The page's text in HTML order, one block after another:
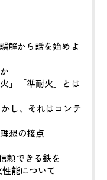
から話を始めよ
」「準耐火」とは
し、それはコンテ
想の接点
頼できる鉄を
能について